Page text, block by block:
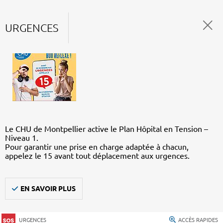
URGENCES
Le CHU de Montpellier active le Plan Hôpital en Tension –
Niveau 1.
Pour garantir une prise en charge adaptée à chacun,
appelez le 15 avant tout déplacement aux urgences.
EN SAVOIR PLUS
URGENCES ACCÈS RAPIDES